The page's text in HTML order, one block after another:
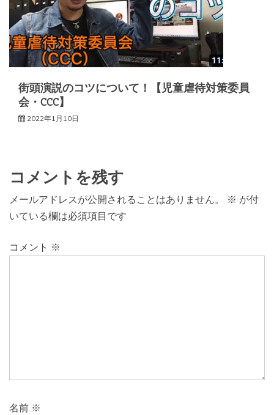
街頭演説のコツについて！【児童虐待対策委員
会・CCC】
2022年1月10日
コメントを残す
メールアドレスが公開されることはありません。 ※ が付
いている欄は必須項目です
コメント ※
名前 ※